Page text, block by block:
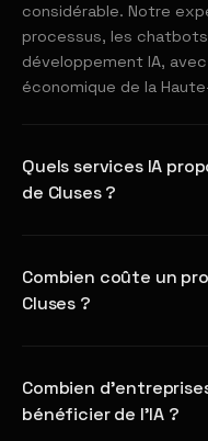
considérable. Notre
processus, les
développement IA,
économique de la
Quels services IA
de Cluses ?
Combien coûte un
Cluses ?
Combien
bénéficier de l'IA ?